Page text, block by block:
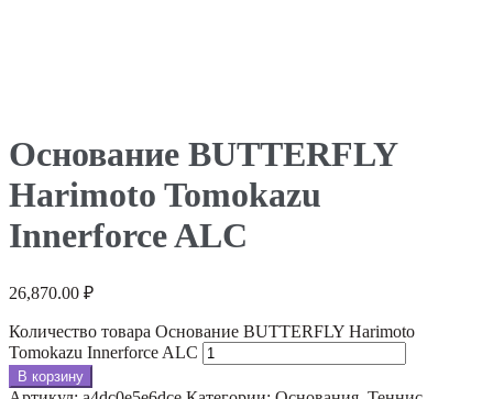
Основание BUTTERFLY
Harimoto Tomokazu
Innerforce ALC
26,870.00 ₽
Количество товара Основание BUTTERFLY Harimoto
Tomokazu Innerforce ALC
В корзину